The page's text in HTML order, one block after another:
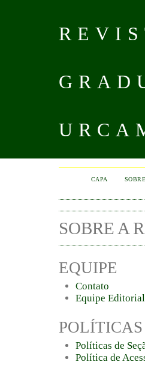
CAPA SOBRE
SOBRE A
EQUIPE
Contato
Equipe Editorial
POLÍTICAS
Políticas de
Política de